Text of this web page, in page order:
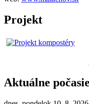
Projekt
Aktuálne počasie